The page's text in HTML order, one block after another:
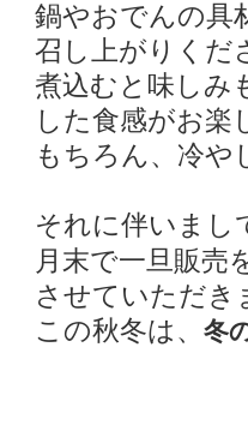
鍋やおでんの具
召し上がりくだ
煮込むと味しみ
した食感がお楽
もちろん、冷や
それに伴いまし
月末で一旦販売
させていただき
この秋冬は、 冬